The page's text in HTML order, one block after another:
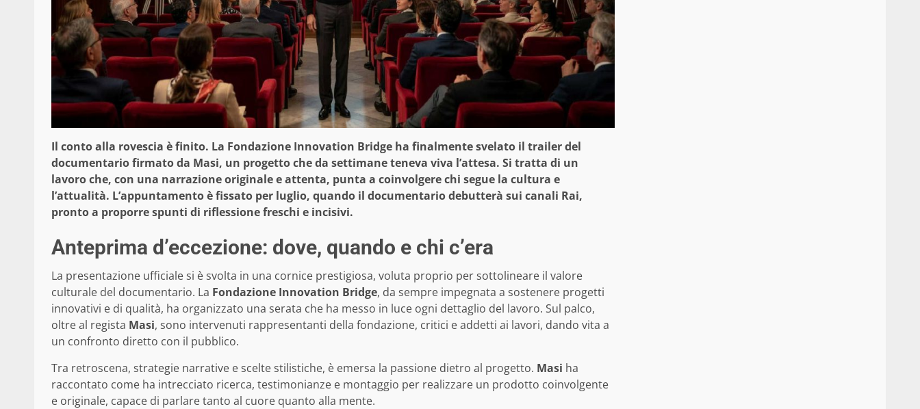
Il conto alla rovescia è finito. La Fondazione Innovation Bridge ha finalmente svelato il trailer del
documentario firmato da Masi, un progetto che da settimane teneva viva l’attesa. Si tratta di un
lavoro che, con una narrazione originale e attenta, punta a coinvolgere chi segue la cultura e
l’attualità. L’appuntamento è fissato per luglio, quando il documentario debutterà sui canali Rai,
pronto a proporre spunti di riflessione freschi e incisivi.
Anteprima d’eccezione: dove, quando e chi c’era
La presentazione ufficiale si è svolta in una cornice prestigiosa, voluta proprio per sottolineare il valore
culturale del documentario. La Fondazione Innovation Bridge, da sempre impegnata a sostenere progetti
innovativi e di qualità, ha organizzato una serata che ha messo in luce ogni dettaglio del lavoro. Sul palco,
oltre al regista Masi, sono intervenuti rappresentanti della fondazione, critici e addetti ai lavori, dando vita a
un confronto diretto con il pubblico.
Tra retroscena, strategie narrative e scelte stilistiche, è emersa la passione dietro al progetto. Masi ha
raccontato come ha intrecciato ricerca, testimonianze e montaggio per realizzare un prodotto coinvolgente
e originale, capace di parlare tanto al cuore quanto alla mente.